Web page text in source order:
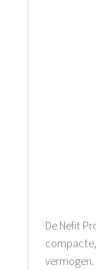
De Nefit